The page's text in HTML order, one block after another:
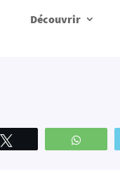
Découvrir